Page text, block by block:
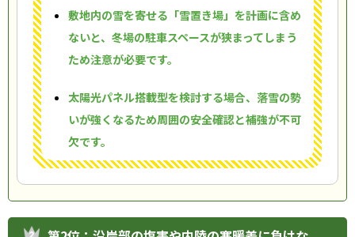
敷地内の雪を寄せる「雪置き場」を計画に含め
ないと、冬場の駐車スペースが狭まってしまう
ため注意が必要です。
太陽光パネル搭載型を検討する場合、落雪の勢
いが強くなるため周囲の安全確認と補強が不可
欠です。